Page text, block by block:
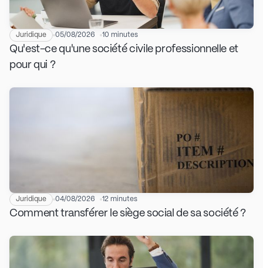
Juridique 05/08/2026 10 minutes
Qu'est-ce qu'une société civile professionnelle et
pour qui ?
Juridique 04/08/2026 12 minutes
Comment transférer le siège social de sa société ?